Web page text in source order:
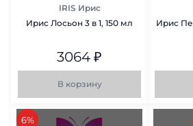
IRIS Ирис
Ирис Лосьон 3 в 1, 150 мл
3064 ₽
В корзину
Ирис
скидка
6%